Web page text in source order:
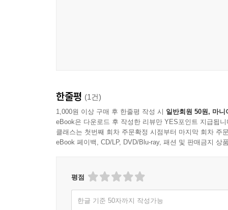
한줄평 (1건)
1,000원 이상 구매 후 한줄평 작성 시 일반회원 50원, 마니
eBook은 다운로드 후 작성한 리뷰만 YES포인트 지급됩니
클래스는 첫번째 회차 주문확정 시점부터 마지막 회차 주
eBook 페이백, CD/LP, DVD/Blu-ray, 패션 및 판매금지 상
평점
한글 기준 50자까지 작성가능